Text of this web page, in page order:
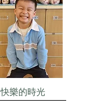
快樂的時光